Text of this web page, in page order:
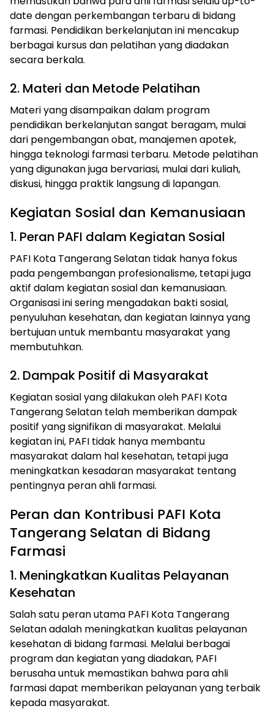
date dengan perkembangan terbaru di bidang
farmasi. Pendidikan berkelanjutan ini mencakup
berbagai kursus dan pelatihan yang diadakan
secara berkala.
2. Materi dan Metode Pelatihan
Materi yang disampaikan dalam program
pendidikan berkelanjutan sangat beragam, mulai
dari pengembangan obat, manajemen apotek,
hingga teknologi farmasi terbaru. Metode pelatihan
yang digunakan juga bervariasi, mulai dari kuliah,
diskusi, hingga praktik langsung di lapangan.
Kegiatan Sosial dan Kemanusiaan
1. Peran PAFI dalam Kegiatan Sosial
PAFI Kota Tangerang Selatan tidak hanya fokus
pada pengembangan profesionalisme, tetapi juga
aktif dalam kegiatan sosial dan kemanusiaan.
Organisasi ini sering mengadakan bakti sosial,
penyuluhan kesehatan, dan kegiatan lainnya yang
bertujuan untuk membantu masyarakat yang
membutuhkan.
2. Dampak Positif di Masyarakat
Kegiatan sosial yang dilakukan oleh PAFI Kota
Tangerang Selatan telah memberikan dampak
positif yang signifikan di masyarakat. Melalui
kegiatan ini, PAFI tidak hanya membantu
masyarakat dalam hal kesehatan, tetapi juga
meningkatkan kesadaran masyarakat tentang
pentingnya peran ahli farmasi.
Peran dan Kontribusi PAFI Kota
Tangerang Selatan di Bidang
Farmasi
1. Meningkatkan Kualitas Pelayanan
Kesehatan
Salah satu peran utama PAFI Kota Tangerang
Selatan adalah meningkatkan kualitas pelayanan
kesehatan di bidang farmasi. Melalui berbagai
program dan kegiatan yang diadakan, PAFI
berusaha untuk memastikan bahwa para ahli
farmasi dapat memberikan pelayanan yang terbaik
kepada masyarakat.